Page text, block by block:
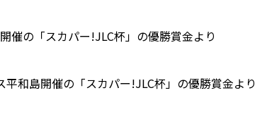
の「スカパー!JLC杯」の優勝賞金より
島開催の「スカパー!JLC杯」の優勝賞金より